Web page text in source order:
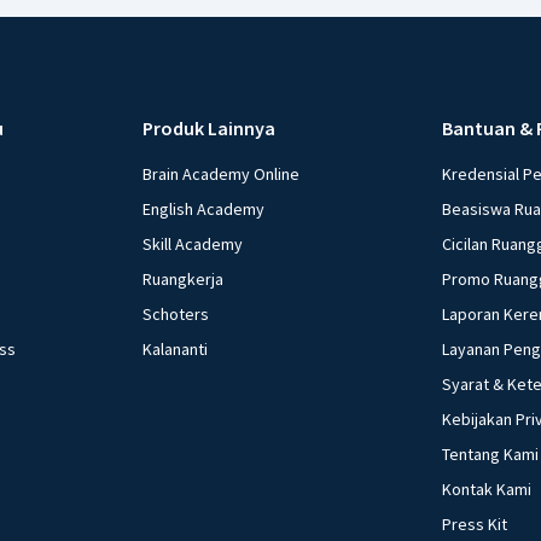
suatu negara.
dekonsentrasi,
pembantuan c.
desentralisasi,
pernyataan
tumpah darah
kehidupan
melaksanakan
nomor .... a. (1),
(1), (2), dan (3)
presiden dan
MPR d.
sebelum
Produk Lainnya
Brain Academy Online
English Academy
Skill Academy
Ruangkerja
Schoters
Kalananti
Bantuan &
Kredensial
Beasiswa
Cicilan
Promo
Laporan
Layanan
Syarat &
Kebijakan
Tentang Kami
Kontak Kami
Press Kit